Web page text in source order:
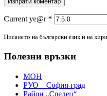
Current ye@r *
Писането на български език и на
Полезни връзки
МОН
РУО – София-град
Район „Средец“